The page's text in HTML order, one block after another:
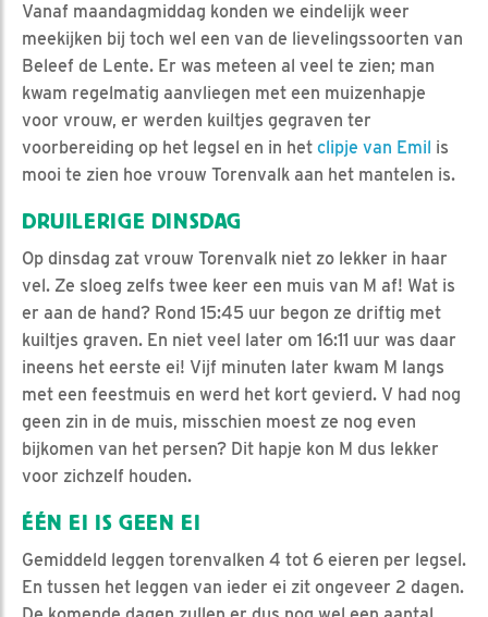
Vanaf maandagmiddag konden we eindelijk weer
meekijken bij toch wel een van de lievelingssoorten van
Beleef de Lente. Er was meteen al veel te zien; man
kwam regelmatig aanvliegen met een muizenhapje
voor vrouw, er werden kuiltjes gegraven ter
voorbereiding op het legsel en in het clipje van Emil is
mooi te zien hoe vrouw Torenvalk aan het mantelen is.
DRUILERIGE DINSDAG
Op dinsdag zat vrouw Torenvalk niet zo lekker in haar
vel. Ze sloeg zelfs twee keer een muis van M af! Wat is
er aan de hand? Rond 15:45 uur begon ze driftig met
kuiltjes graven. En niet veel later om 16:11 uur was daar
ineens het eerste ei! Vijf minuten later kwam M langs
met een feestmuis en werd het kort gevierd. V had nog
geen zin in de muis, misschien moest ze nog even
bijkomen van het persen? Dit hapje kon M dus lekker
voor zichzelf houden.
ÉÉN EI IS GEEN EI
Gemiddeld leggen torenvalken 4 tot 6 eieren per legsel.
En tussen het leggen van ieder ei zit ongeveer 2 dagen.